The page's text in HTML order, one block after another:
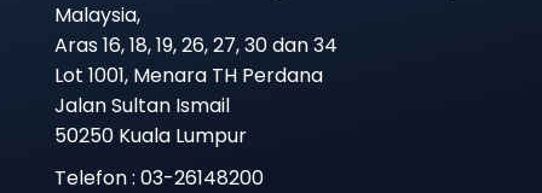
Malaysia,
Aras 16, 18, 19, 26, 27, 30 dan 34
Lot 1001, Menara TH Perdana
Jalan Sultan Ismail
50250 Kuala Lumpur
Telefon : 03-26148200